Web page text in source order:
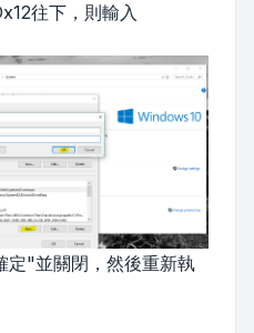
往下，則輸入
定"並關閉，然後重新執